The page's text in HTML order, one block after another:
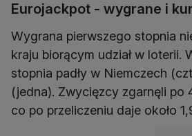
Eurojackpot - wygrane i
Wygrana pierwszego stopnia
kraju biorącym udział w loterii.
stopnia padły w Niemczech
(jedna). Zwycięzcy zgarnęli po
co po przeliczeniu daje około